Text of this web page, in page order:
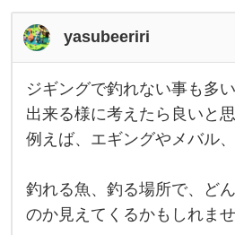
、
カ
レ
イ
類
（
真
鰈
、
砂
カ
ワ
鰈
、
yasubeeriri
ジ
ギ
ン
グ
れ
な
い
事
ジギングで釣れない事も多
出来る様に考えたら良いと思
例えば、エギングやメバル
釣れる魚、釣る場所で、ど
のか見えてくるかもしれませ